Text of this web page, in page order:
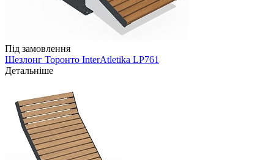
Під замовлення
Шезлонг Торонто InterAtletika LP761
Детальніше